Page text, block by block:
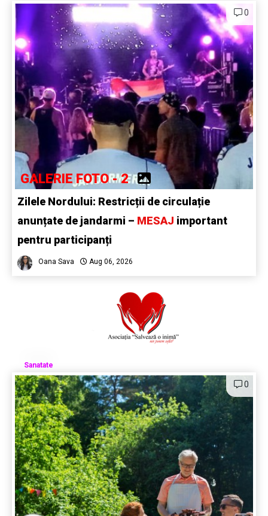
0
GALERIE FOTO - 2
Zilele Nordului: Restricții de circulație
anunțate de jandarmi – MESAJ important
pentru participanți
Oana Sava Aug 06, 2026
Sanatate
0